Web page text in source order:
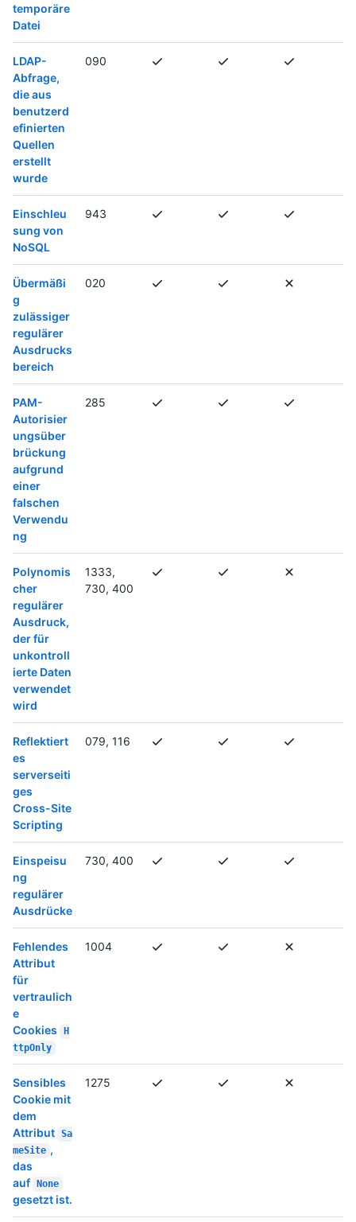
temporäre
Datei
LDAP-
Abfrage,
die aus
benutzerd
efinierten
Quellen
erstellt
wurde
090
Einschleu
sung von
NoSQL
943
Übermäßi
g
zulässiger
regulärer
Ausdrucks
bereich
020
PAM-
Autorisier
ungsüber
brückung
aufgrund
einer
falschen
Verwendu
ng
285
Polynomis
cher
regulärer
Ausdruck,
der für
unkontroll
ierte Daten
verwendet
wird
1333,
730, 400
Reflektiert
es
serverseiti
ges
Cross-Site
Scripting
079, 116
Einspeisu
ng
regulärer
Ausdrücke
730, 400
Fehlendes
Attribut
für
vertraulich
e
Cookies
H
ttpOnly
1004
Sensibles
Cookie mit
dem
Attribut Sa
meSite ,
das
auf
None
gesetzt ist.
1275